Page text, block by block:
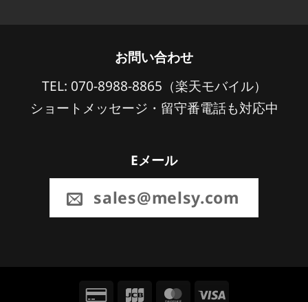
お問い合わせ
TEL: 070-8988-8865（楽天モバイル）
ショートメッセージ・留守番電話も対応中
Eメール
sales@melsy.com
Credit JCB MasterCard
Visa